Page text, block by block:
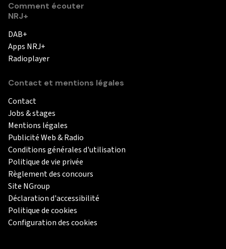
Comment écouter
NRJ+
DAB+
Apps NRJ+
Radioplayer
Contact et mentions légales
Contact
Jobs & stages
Mentions légales
Publicité Web & Radio
Conditions générales d'utilisation
Politique de vie privée
Règlement des concours
Site NGroup
Déclaration d'accessibilité
Politique de cookies
Configuration des cookies